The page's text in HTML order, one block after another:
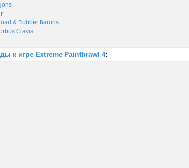
& Robber Barons
Gravis
к игре Extreme Paintbrawl 4: